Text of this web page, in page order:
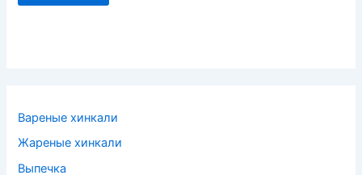
Вареные хинкали
Жареные хинкали
Выпечка